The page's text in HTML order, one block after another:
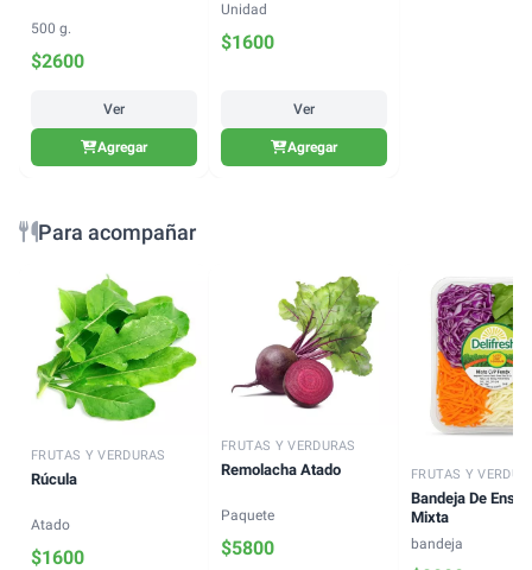
500 g.
$2600
Ver
Agregar
Unidad
$1600
Ver
Agregar
Para acompañar
FRUTAS Y VERDURAS
Rúcula
Atado
$1600
FRUTAS Y VERDURAS
Remolacha Atado
Paquete
$5800
FRUTAS Y
Bandeja De
Mixta
bandeja